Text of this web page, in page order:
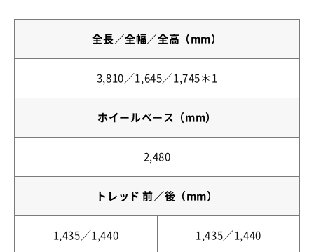
全長／全幅／全高（mm）
3,810／1,645／1,745＊1
ホイールベース（mm）
2,480
トレッド 前／後（mm）
1,435／1,440 1,435／1,440